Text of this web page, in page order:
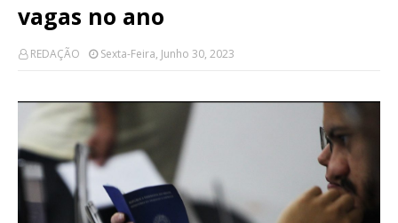
vagas no ano
REDAÇÃO Sexta-Feira, Junho 30, 2023